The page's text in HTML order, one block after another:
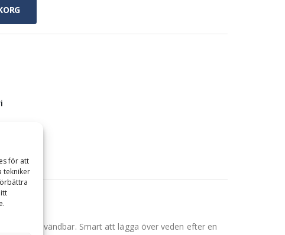
för att
tekniker
är återanvändbar. Smart att lägga över veden efter en